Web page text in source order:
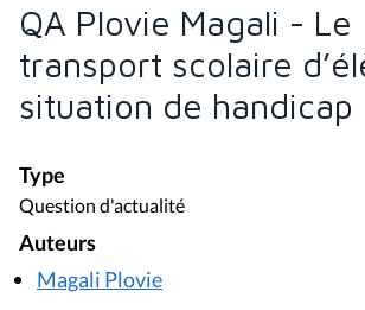
QA Plovie Magali - Le
transport scolaire
situation de handicap
Type
Question d'actualité
Auteurs
Magali Plovie